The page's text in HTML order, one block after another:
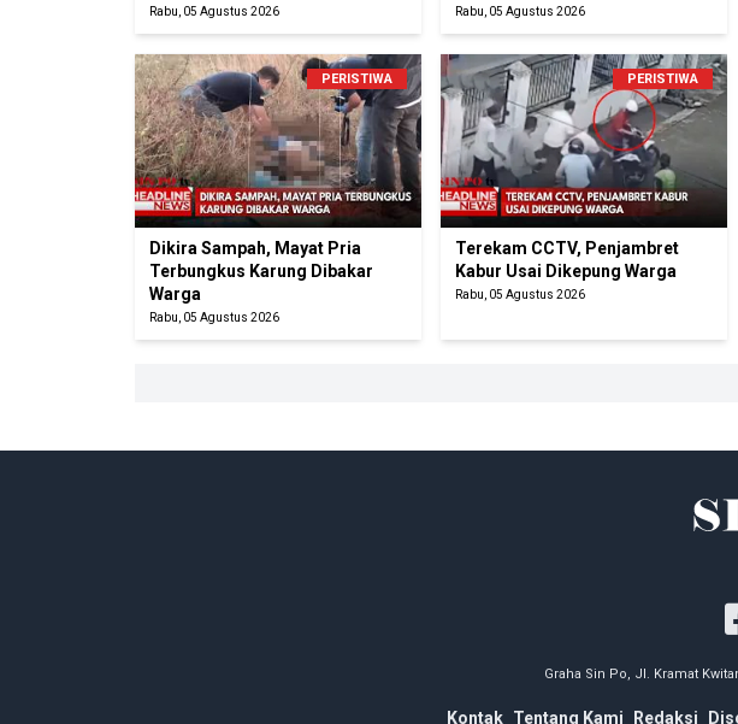
Rabu, 05 Agustus 2026 Rabu, 05 Agustus 2026
PERISTIWA
Dikira Sampah, Mayat Pria
Terbungkus Karung Dibakar
Warga
Rabu, 05 Agustus 2026
PERISTIWA
Terekam CCTV, Penjambret
Kabur Usai Dikepung Warga
Rabu, 05 Agustus 2026
Graha Sin Po, Jl. Kramat
Kontak Tentang Kami Redaksi